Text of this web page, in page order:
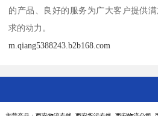
的产品、良好的服务为广大客户提供
求的动力。
m.qiang5388243.b2b168.com